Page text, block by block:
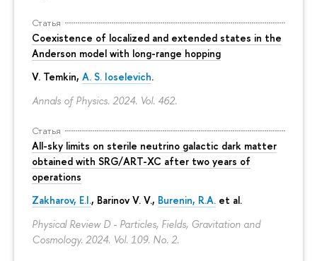
Статья
Coexistence of localized and extended states in the
Anderson model with long-range hopping
V. Temkin, A. S. Ioselevich.
Annals of Physics. 2024. Vol. 462.
Статья
All-sky limits on sterile neutrino galactic dark matter
obtained with SRG/ART-XC after two years of
operations
Zakharov, E.I., Barinov V. V., Burenin, R.A. et al.
Physical Review D - Particles, Fields, Gravitation and
Cosmology. 2024. Vol. 109. No. 2.